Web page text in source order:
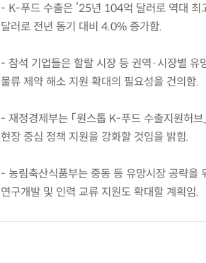
- K-푸드 수출은 ’25년 104억 달러로 역대
달러로 전년 동기 대비 4.0% 증가함.
- 참석 기업들은 할랄 시장 등 권역·시장별 유
물류 제약 해소 지원 확대의 필요성을 건의함.
- 재정경제부는 「원스톱 K-푸드 수출지원허브
현장 중심 정책 지원을 강화할 것임을 밝힘.
- 농림축산식품부는 중동 등 유망시장 공략을
연구개발 및 인력 교류 지원도 확대할 계획임.